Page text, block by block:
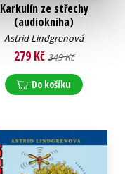
Karkulín ze střechy
(audiokniha)
Astrid Lindgrenová
279 Kč 349 Kč
Do košíku